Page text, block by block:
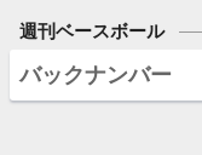
週刊ベースボール
バックナンバー